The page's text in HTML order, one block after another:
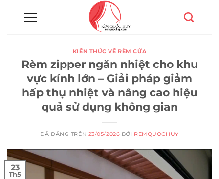
KIẾN THỨC VỀ RÈM CỬA
Rèm zipper ngăn nhiệt cho khu
vực kính lớn – Giải pháp giảm
hấp thụ nhiệt và nâng cao hiệu
quả sử dụng không gian
ĐÃ ĐĂNG TRÊN 23/05/2026 BỞI REMQUOCHUY
23
Th5